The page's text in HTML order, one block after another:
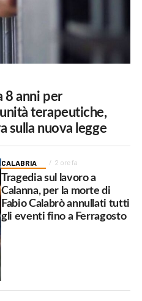
8 anni per
terapeutiche,
sulla nuova legge
CALABRIA 2 ore fa
Tragedia sul lavoro a
Calanna, per la morte di
Fabio Calabrò annullati tutti
gli eventi fino a Ferragosto